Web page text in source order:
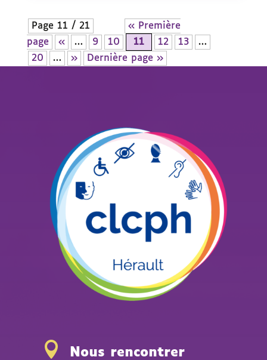
Page 11 / 21
« Première
page
« … 9 10 11 12 13
…
20
… » Dernière page »
 Nous rencontrer